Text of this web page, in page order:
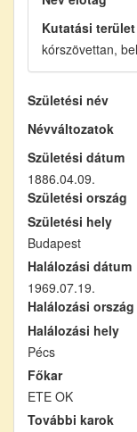
Kutatási terület
kórszövettan,
Születési név
Névváltozatok
Születési dátum
1886.04.09.
Születési ország
Születési hely
Budapest
Halálozási dátum
1969.07.19.
Halálozási ország
Halálozási hely
Pécs
Főkar
ETE OK
További karok